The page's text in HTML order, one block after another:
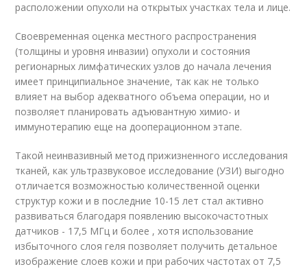
расположении опухоли на открытых участках тела и лице.
Своевременная оценка местного распространения
(толщины и уровня инвазии) опухоли и состояния
регионарных лимфатических узлов до начала лечения
имеет принципиальное значение, так как не только
влияет на выбор адекватного объема операции, но и
позволяет планировать адъювантную химио- и
иммунотерапию еще на дооперационном этапе.
Такой неинвазивный метод прижизненного исследования
тканей, как ультразвуковое исследование (УЗИ) выгодно
отличается возможностью количественной оценки
структур кожи и в последние 10-15 лет стал активно
развиваться благодаря появлению высокочастотных
датчиков - 17,5 МГц и более , хотя использование
избыточного слоя геля позволяет получить детальное
изображение слоев кожи и при рабочих частотах от 7,5